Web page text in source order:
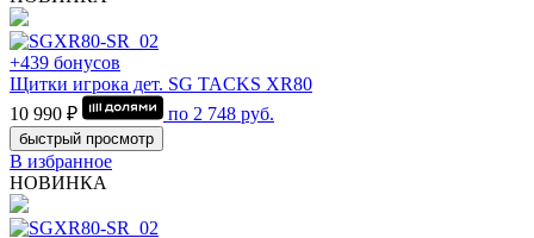
+439 бонусов
Щитки игрока дет. SG TACKS XR80
10 990 ₽
по 2 748 руб.
быстрый просмотр
В избранное
НОВИНКА